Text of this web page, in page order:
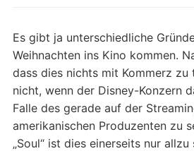
Es gibt ja unterschiedliche
Weihnachten ins Kino kommen.
dass dies nichts mit Kommerz zu
nicht, wenn der Disney-Konzern
Falle des gerade auf der
amerikanischen Produzenten zu
„Soul“ ist dies einerseits nur allzu